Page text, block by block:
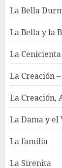
La Bella
La Bella y la
La Cenicienta
La Creación
La Creación,
La Dama y el
La familia
La Sirenita